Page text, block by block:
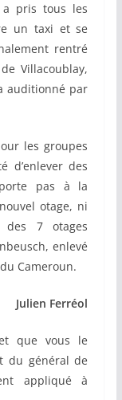
a pris tous les
un taxi et se
rentré
Villacoublay,
auditionné par
les groupes
d’enlever des
porte pas à la
otage, ni
des 7 otages
enlevé
Cameroun.
Julien Ferréol
que vous le
du général de
appliqué à